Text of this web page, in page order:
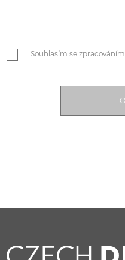
Souhlasím se zpracováním